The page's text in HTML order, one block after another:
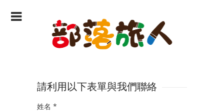
請利用以下表單與我們聯絡
姓名 *